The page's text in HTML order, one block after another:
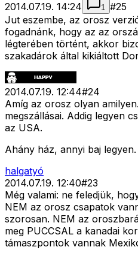
2014.07.19. 14:24
1 #25
Jut eszembe, az orosz
fogadnánk, hogy az az
légterében történt, akkor
szakadárok által kikiáltott
2014.07.19. 12:44#24
Amíg az orosz olyan
megszállásai. Addig legyen
az USA.
Ahány ház, annyi baj legyen.
halgatyó
2014.07.19. 12:40#23
Még valami: ne feledjük,
NEM az orosz csapatok
szorosan. NEM az
meg PUCCSAL a kanadai
támaszpontok vannak